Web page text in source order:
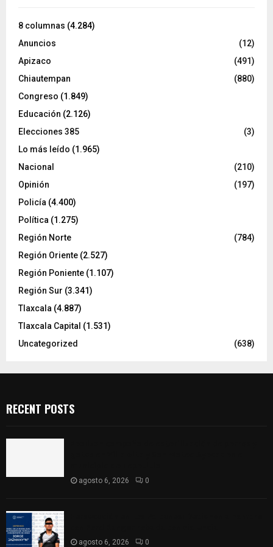
8 columnas (4.284)
Anuncios
(12)
Apizaco
(491)
Chiautempan
(880)
Congreso (1.849)
Educación (2.126)
Elecciones 385
(3)
Lo más leído (1.965)
Nacional
(210)
Opinión
(197)
Policía (4.400)
Política (1.275)
Región Norte
(784)
Región Oriente (2.527)
Región Poniente (1.107)
Región Sur (3.341)
Tlaxcala (4.887)
Tlaxcala Capital (1.531)
Uncategorized
(638)
RECENT POSTS
agosto 6, 2026 0
agosto 6, 2026 0